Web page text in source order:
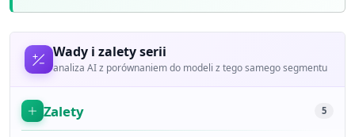
Wady i zalety serii
analiza AI z porównaniem do modeli z tego samego segmentu
Zalety 5